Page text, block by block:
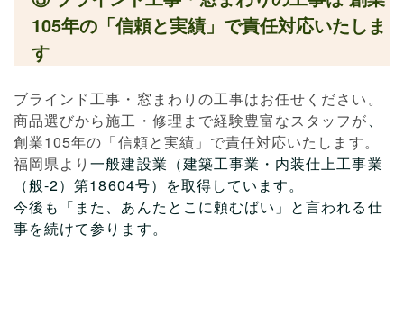
105年の「信頼と実績」で責任対応いたしま
す
ブラインド工事・窓まわりの工事はお任せください。
商品選びから施工・修理まで経験豊富なスタッフが、
創業105年の「信頼と実績」で責任対応いたします。
福岡県より一般建設業（建築工事業・内装仕上工事業
（般-2）第18604号）を取得しています。
今後も「また、あんたとこに頼むばい」と言われる仕
事を続けて参ります。